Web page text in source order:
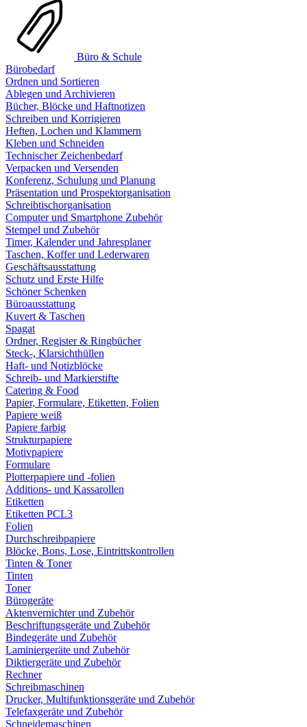
Büro & Schule
Bürobedarf
Ordnen und Sortieren
Ablegen und Archivieren
Bücher, Blöcke und Haftnotizen
Schreiben und Korrigieren
Heften, Lochen und Klammern
Kleben und Schneiden
Technischer Zeichenbedarf
Verpacken und Versenden
Konferenz, Schulung und Planung
Präsentation und Prospektorganisation
Schreibtischorganisation
Computer und Smartphone Zubehör
Stempel und Zubehör
Timer, Kalender und Jahresplaner
Taschen, Koffer und Lederwaren
Geschäftsausstattung
Schutz und Erste Hilfe
Schöner Schenken
Büroausstattung
Kuvert & Taschen
Spagat
Ordner, Register & Ringbücher
Steck-, Klarsichthüllen
Haft- und Notizblöcke
Schreib- und Markierstifte
Catering & Food
Papier, Formulare, Etiketten, Folien
Papiere weiß
Papiere farbig
Strukturpapiere
Motivpapiere
Formulare
Plotterpapiere und -folien
Additions- und Kassarollen
Etiketten
Etiketten PCL3
Folien
Durchschreibpapiere
Blöcke, Bons, Lose, Eintrittskontrollen
Tinten & Toner
Tinten
Toner
Bürogeräte
Aktenvernichter und Zubehör
Beschriftungsgeräte und Zubehör
Bindegeräte und Zubehör
Laminiergeräte und Zubehör
Diktiergeräte und Zubehör
Rechner
Schreibmaschinen
Drucker, Multifunktionsgeräte und Zubehör
Telefaxgeräte und Zubehör
Schneidemaschinen